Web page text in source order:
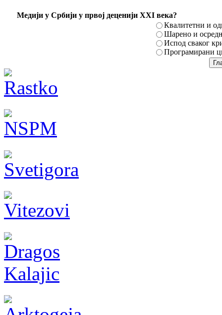
Mедији у Србији у првој деценији XXI века?
Квалитетни и
Шарено и
Испод сваког
Програмирани